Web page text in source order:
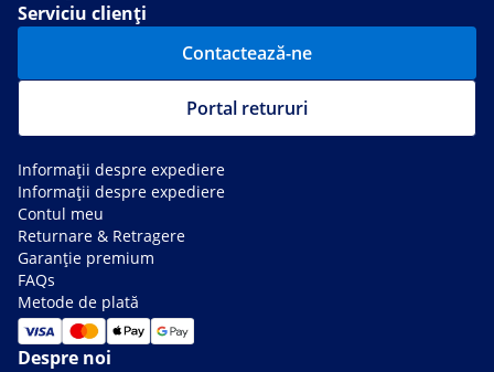
Serviciu clienți
Contactează-ne
Portal retururi
Informații despre expediere
Informații despre expediere
Contul meu
Returnare & Retragere
Garanție premium
FAQs
Metode de plată
Despre noi